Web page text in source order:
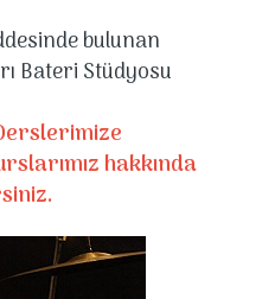
bulunan
Bateri Stüdyosu
hakkında